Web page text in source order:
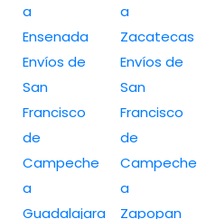
a
Ensenada
Envíos de
San
Francisco
de
Campeche
a
Guadalajara
a
Zacatecas
Envíos de
San
Francisco
de
Campeche
a
Zapopan